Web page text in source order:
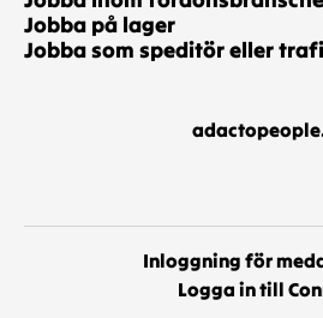
Jobba på lager
Jobba som speditör eller
Inloggning för
Logga in till